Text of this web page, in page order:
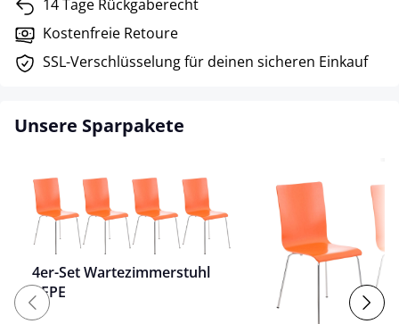
14 Tage Rückgaberecht
Kostenfreie Retoure
SSL-Verschlüsselung für deinen sicheren Einkauf
Unsere Sparpakete
4er-Set Wartezimmerstuhl
PEPE